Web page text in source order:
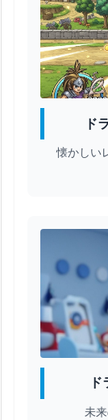
ド
懐かしい
未